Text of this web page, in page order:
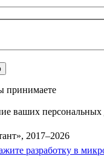
принимаете
ваших
2017–2026
разработку в